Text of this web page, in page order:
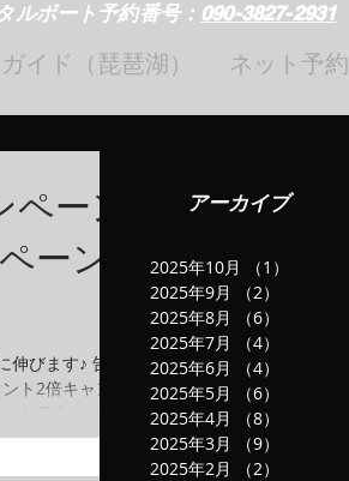
ルボート予約番号： 090-3827-2931
ガイド（琵琶湖） ネット予約
ーン
ーン
びます♪ 告知
ト2倍キャン
4月末まで延
下さい♪ そし
アーカイブ
2025年10月 （1）
2025年9月
（2）
2025年8月
（6）
2025年7月
（4）
2025年6月
（4）
2025年5月
（6）
2025年4月
（8）
2025年3月
（9）
2025年2月
（2）